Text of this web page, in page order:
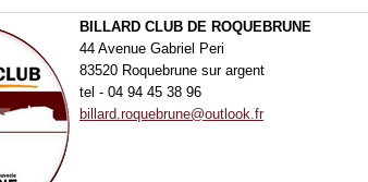
BILLARD CLUB DE ROQUEBRUNE
44 Avenue Gabriel Peri
83520 Roquebrune sur argent
tel - 04 94 45 38 96
billard.roquebrune@outlook.fr